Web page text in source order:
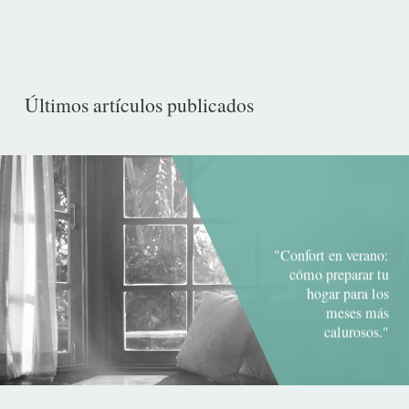
Últimos artículos publicados
"Confort en verano:
cómo preparar tu
hogar para los
meses más
calurosos."